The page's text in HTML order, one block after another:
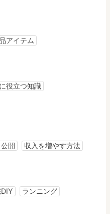
アイテム
役立つ知識
開 収入を増やす方法
ランニング